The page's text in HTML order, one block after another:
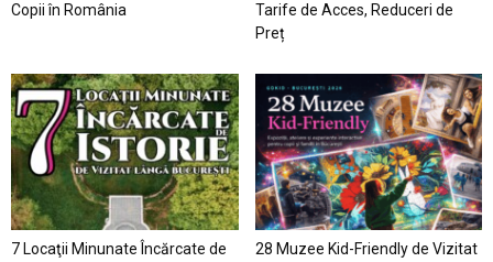
Copii în România
Tarife de Acces, Reduceri de
Preț
7 Locaţii Minunate Încărcate de
28 Muzee Kid-Friendly de Vizitat